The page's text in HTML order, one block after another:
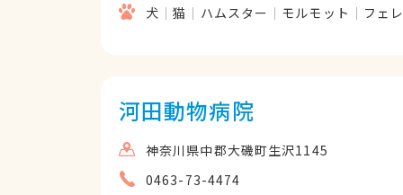
犬
猫 ハムスター モルモット フェ
河田動物病院
神奈川県中郡大磯町生沢1145
0463-73-4474